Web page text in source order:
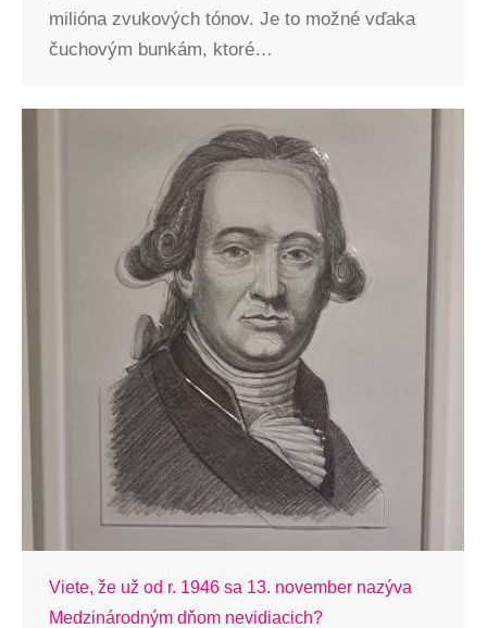
milióna zvukových tónov. Je to možné vďaka
čuchovým bunkám, ktoré…
Viete, že už od r. 1946 sa 13. november nazýva
Medzinárodným dňom nevidiacich?